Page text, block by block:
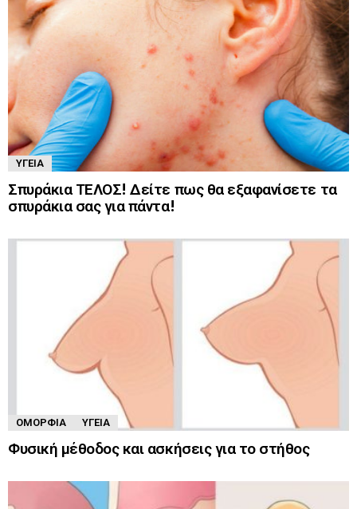
ΥΓΕΊΑ
Σπυράκια ΤΕΛΟΣ! Δείτε πως θα εξαφανίσετε τα
σπυράκια σας για πάντα!
ΟΜΟΡΦΙΆ ΥΓΕΊΑ
Φυσική μέθοδος και ασκήσεις για το στήθος